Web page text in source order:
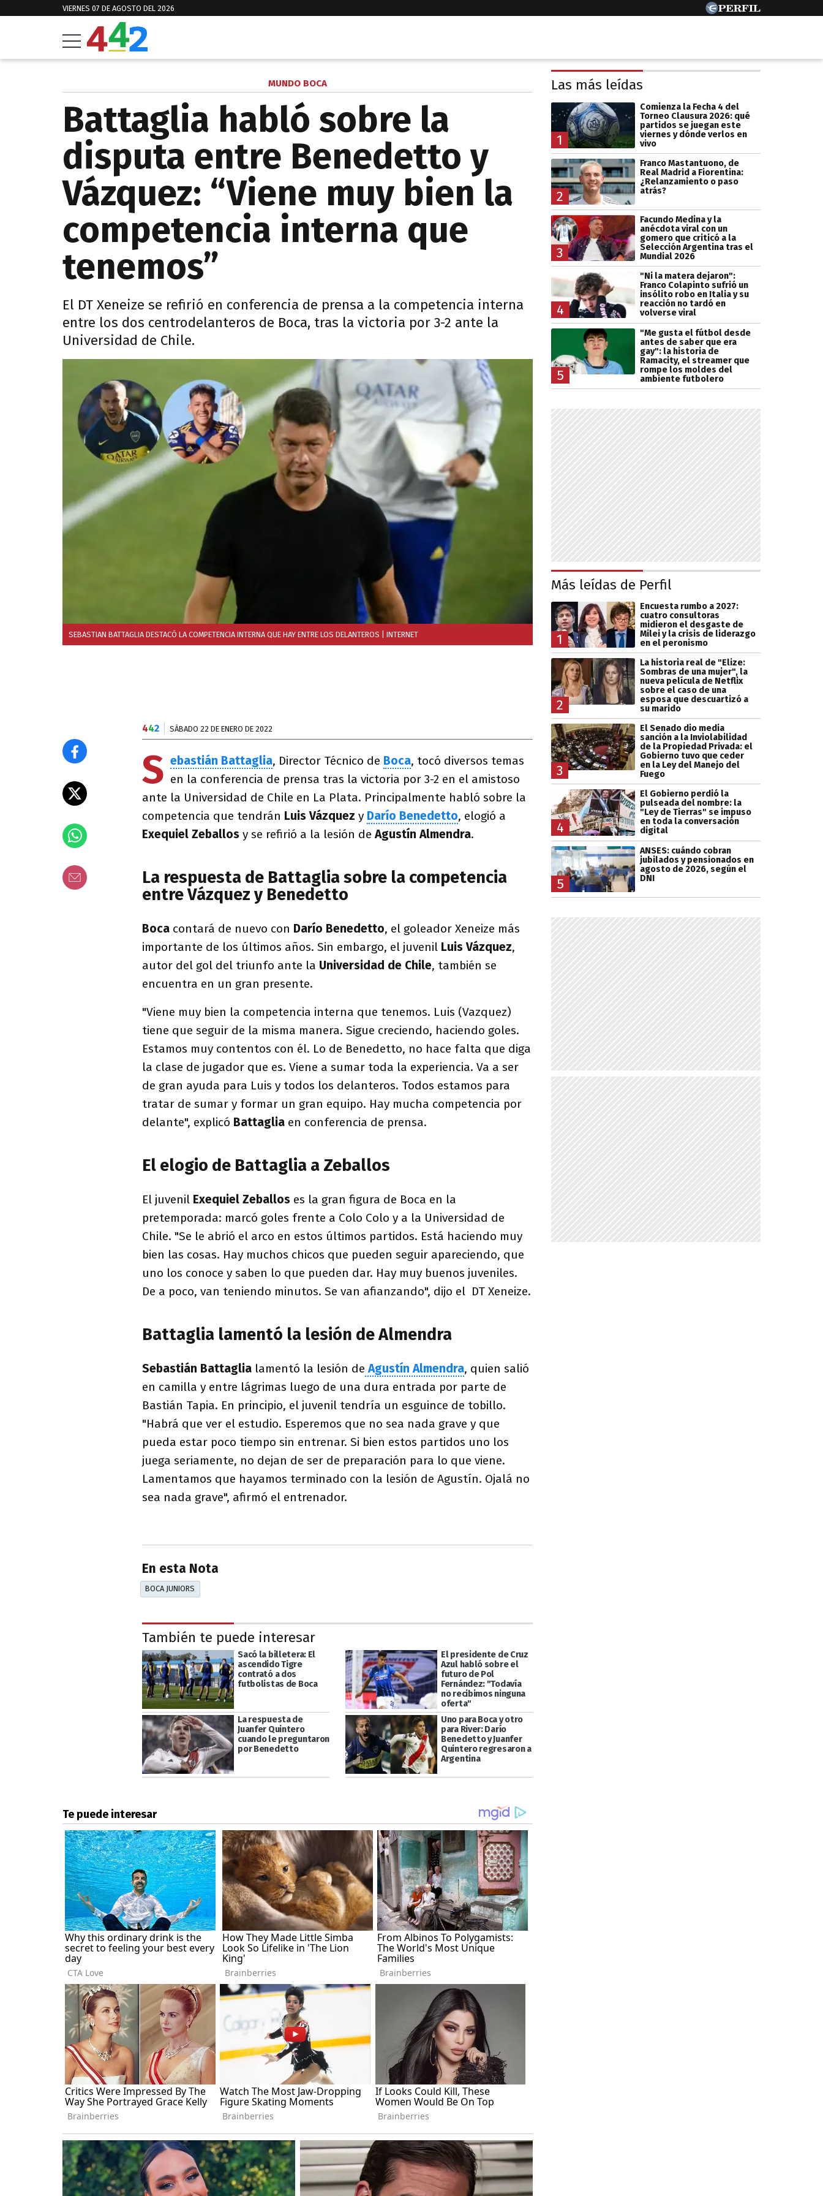
VIERNES 07 DE AGOSTO DEL 2026
MUNDO BOCA
Battaglia habló sobre la
disputa entre Benedetto y
Vázquez: “Viene muy bien la
competencia interna que
tenemos”
El DT Xeneize se refirió en conferencia de prensa a la competencia interna
entre los dos centrodelanteros de Boca, tras la victoria por 3-2 ante la
Universidad de Chile.
SEBASTIAN BATTAGLIA DESTACÓ LA COMPETENCIA INTERNA QUE HAY ENTRE LOS DELANTEROS | INTERNET
442 SÁBADO 22 DE ENERO DE 2022
S ebastián Battaglia, Director Técnico de Boca, tocó diversos temas
en la conferencia de prensa tras la victoria por 3-2 en el amistoso
ante la Universidad de Chile en La Plata. Principalmente habló sobre la
competencia que tendrán Luis Vázquez y Darío Benedetto, elogió a
Exequiel Zeballos y se refirió a la lesión deAgustín Almendra.
La respuesta de Battaglia sobre la competencia
entre Vázquez y Benedetto
Boca contará de nuevo con Darío Benedetto, el goleador Xeneize más
importante de los últimos años. Sin embargo, el juvenil Luis Vázquez,
autor del gol del triunfo ante la Universidad de Chile, también se
encuentra en un gran presente.
"Viene muy bien la competencia interna que tenemos. Luis (Vazquez)
tiene que seguir de la misma manera. Sigue creciendo, haciendo goles.
Estamos muy contentos con él. Lo de Benedetto, no hace falta que diga
la clase de jugador que es. Viene a sumar toda la experiencia. Va a ser
de gran ayuda para Luis y todos los delanteros. Todos estamos para
tratar de sumar y formar un gran equipo. Hay mucha competencia por
delante", explicó Battaglia en conferencia de prensa.
El elogio de Battaglia a Zeballos
El juvenil Exequiel Zeballos es la gran figura de Boca en la
pretemporada: marcó goles frente a Colo Colo y a la Universidad de
Chile. "Se le abrió el arco en estos últimos partidos. Está haciendo muy
bien las cosas. Hay muchos chicos que pueden seguir apareciendo, que
uno los conoce y saben lo que pueden dar. Hay muy buenos juveniles.
De a poco, van teniendo minutos. Se van afianzando", dijo el DT Xeneize.
Battaglia lamentó la lesión de Almendra
Sebastián Battaglia lamentó la lesión de Agustín Almendra, quien salió
en camilla y entre lágrimas luego de una dura entrada por parte de
Bastián Tapia. En principio, el juvenil tendría un esguince de tobillo.
"Habrá que ver el estudio. Esperemos que no sea nada grave y que
pueda estar poco tiempo sin entrenar. Si bien estos partidos uno los
juega seriamente, no dejan de ser de preparación para lo que viene.
Lamentamos que hayamos terminado con la lesión de Agustín. Ojalá no
sea nada grave", afirmó el entrenador.
En esta Nota
BOCA JUNIORS
También te puede interesar
Sacó la billetera: El
ascendido Tigre
contrató a dos
futbolistas de Boca
El presidente de Cruz
Azul habló sobre el
futuro de Pol
Fernández: "Todavía
no recibimos ninguna
oferta"
La respuesta de
Juanfer Quintero
cuando le preguntaron
por Benedetto
Uno para Boca y otro
para River: Darío
Benedetto y Juanfer
Quintero regresaron a
Argentina
Las más leídas
1
Comienza la Fecha 4 del
Torneo Clausura 2026: qué
partidos se juegan este
viernes y dónde verlos en
vivo
2
Franco Mastantuono, de
Real Madrid a Fiorentina:
¿Relanzamiento o paso
atrás?
3
Facundo Medina y la
anécdota viral con un
gomero que criticó a la
Selección Argentina tras el
Mundial 2026
4
"Ni la matera dejaron":
Franco Colapinto sufrió un
insólito robo en Italia y su
reacción no tardó en
volverse viral
5
"Me gusta el fútbol desde
antes de saber que era
gay": la historia de
Ramacity, el streamer que
rompe los moldes del
ambiente futbolero
Más leídas de Perfil
1
Encuesta rumbo a 2027:
cuatro consultoras
midieron el desgaste de
Milei y la crisis de liderazgo
en el peronismo
2
La historia real de "Elize:
Sombras de una mujer", la
nueva película de Netflix
sobre el caso de una
esposa que descuartizó a
su marido
3
El Senado dio media
sanción a la Inviolabilidad
de la Propiedad Privada: el
Gobierno tuvo que ceder
en la Ley del Manejo del
Fuego
4
El Gobierno perdió la
pulseada del nombre: la
"Ley de Tierras" se impuso
en toda la conversación
digital
5
ANSES: cuándo cobran
jubilados y pensionados en
agosto de 2026, según el
DNI